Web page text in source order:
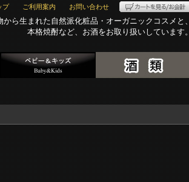
プ ご利用案内 お問い合わせ
ら生まれた自然派化粧品・オーガニックコスメと、
本格焼酎など、お酒をお取り扱いしています。